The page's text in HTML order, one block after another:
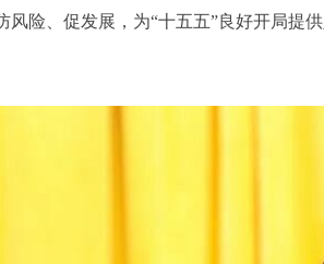
风险、促发展，为“十五五”良好开局提